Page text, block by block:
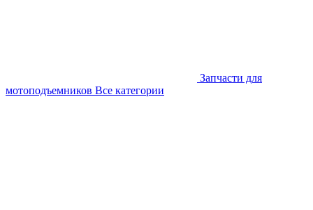
Запчасти для
мотоподъемников Все категории